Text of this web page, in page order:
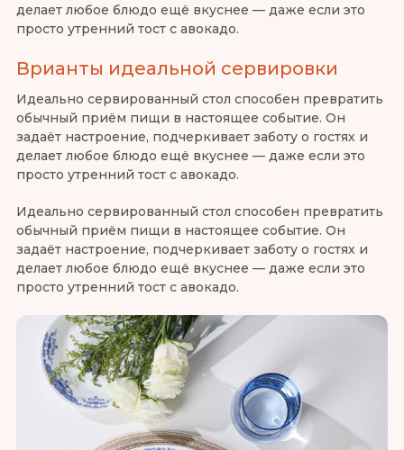
делает любое блюдо ещё вкуснее — даже если это
просто утренний тост с авокадо.
Врианты идеальной сервировки
Идеально сервированный стол способен превратить
обычный приём пищи в настоящее событие. Он
задаёт настроение, подчеркивает заботу о гостях и
делает любое блюдо ещё вкуснее — даже если это
просто утренний тост с авокадо.
Идеально сервированный стол способен превратить
обычный приём пищи в настоящее событие. Он
задаёт настроение, подчеркивает заботу о гостях и
делает любое блюдо ещё вкуснее — даже если это
просто утренний тост с авокадо.